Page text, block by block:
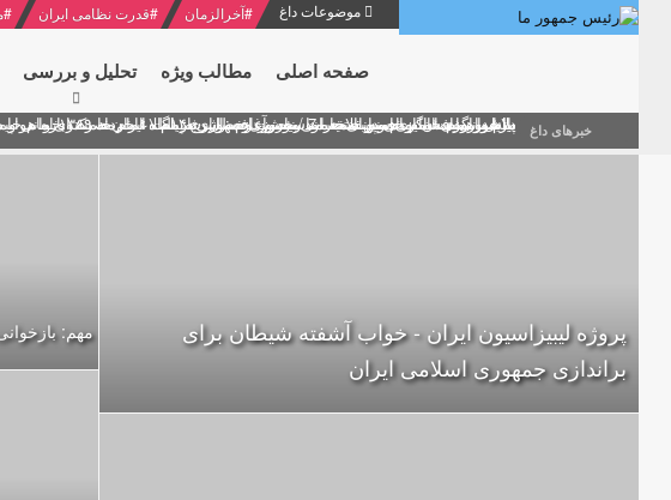
موضوعات داغ #آخرالزمان #قدرت نظامی ایران #
صفحه اصلی مطالب ویژه تحلیل و بررسی
خبرهای داغ منشور گفتمان امام و انقلاب - 7 /بخش دوم : شرح پیام ۱۰ خرداد ۱۳۶۹ امام خامنه ای/ فصل پنجم: حفظ عزّت و کرامت انقلابی
بازخوانی افشاگری سپهبد محمود منصور افسر ارشد اطلاعات مصر درباره
دلایل اهمیت سیزدهمین انتخابات ریاست جمهوری از نگاه امام خامنه ای
بیانات امام خامنه ای در سخنرانی نوروزی خطاب به ملت ایران + نکته خوانی
پیام نوروزی امام خامنه ای به مناسبت آغاز سال ۱۴۰۰
پروژه لیبیزاسیون ایران - خواب آشفته شیطان برای
براندازی جمهوری اسلامی ایران
مهم: